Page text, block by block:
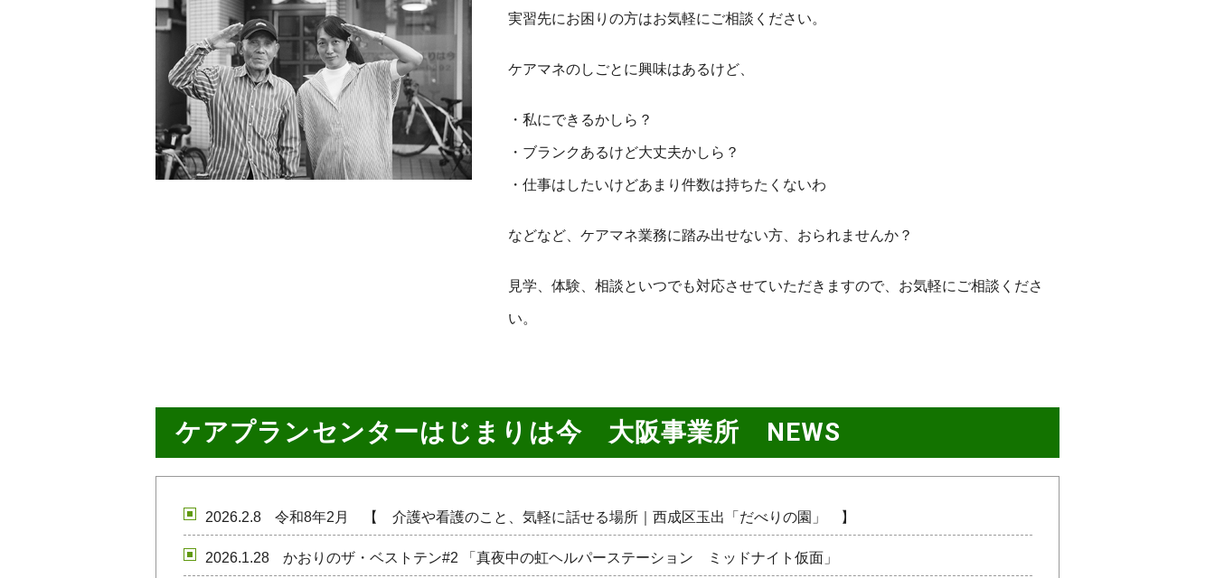
実習先にお困りの方はお気軽にご相談ください。
ケアマネのしごとに興味はあるけど、
・私にできるかしら？
・ブランクあるけど大丈夫かしら？
・仕事はしたいけどあまり件数は持ちたくないわ
などなど、ケアマネ業務に踏み出せない方、おられませんか？
見学、体験、相談といつでも対応させていただきますので、お気軽にご相談くださ
い。
ケアプランセンターはじまりは今 大阪事業所 NEWS
2026.2.8 令和8年2月 【 介護や看護のこと、気軽に話せる場所｜西成区玉出「だべりの園」 】
2026.1.28 かおりのザ・ベストテン#2 「真夜中の虹ヘルパーステーション ミッドナイト仮面」